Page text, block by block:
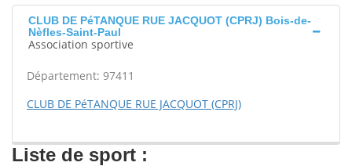
CLUB DE PéTANQUE RUE JACQUOT (CPRJ) Bois-de-
Nèfles-Saint-Paul
Association sportive
Département: 97411
CLUB DE PéTANQUE RUE JACQUOT (CPRJ)
Liste de sport :